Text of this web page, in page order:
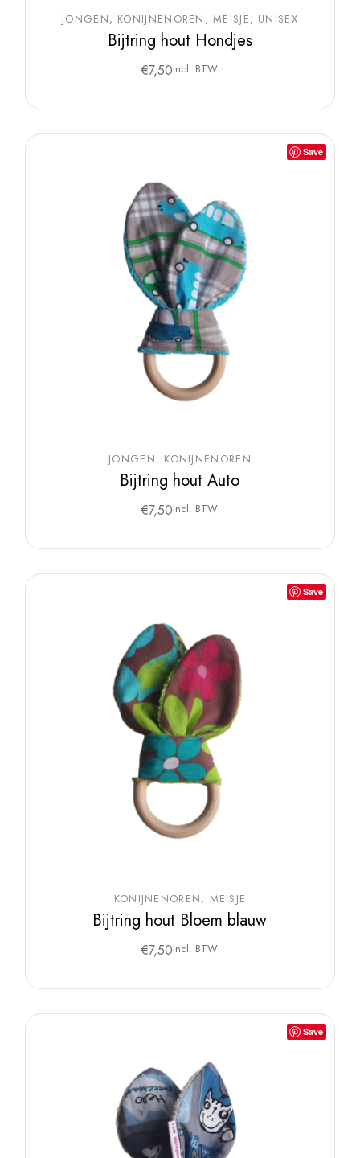
JONGEN KONIJNENOREN MEISJE UNISEX
Bijtring hout Hondjes
€7,50Incl. BTW
Save
JONGEN KONIJNENOREN
Bijtring hout Auto
€7,50Incl. BTW
Save
KONIJNENOREN MEISJE
Bijtring hout Bloem blauw
€7,50Incl. BTW
Save